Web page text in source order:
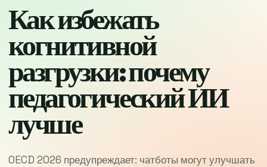
Как избежать
когнитивной
разгрузки: почему
педагогический ИИ
лучше
OECD 2026 предупреждает: чатботы могут улучшать